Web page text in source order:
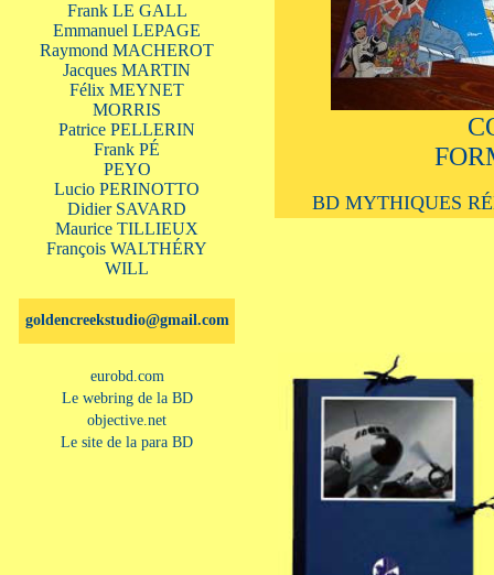
Frank LE GALL
Emmanuel LEPAGE
Raymond MACHEROT
Jacques MARTIN
Félix MEYNET
MORRIS
Patrice PELLERIN
Frank PÉ
PEYO
Lucio PERINOTTO
Didier SAVARD
Maurice TILLIEUX
François WALTHÉRY
WILL
goldencreekstudio@gmail.com
eurobd.com
Le webring de la BD
objective.net
Le site de la para BD
BD MYTHIQUES